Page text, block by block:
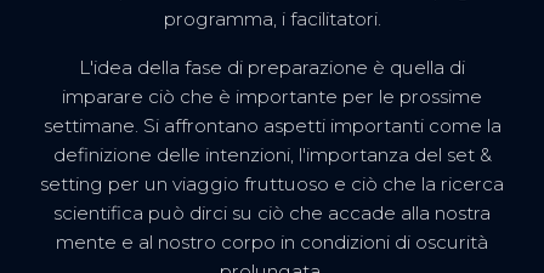
programma, i facilitatori.
L'idea della fase di preparazione è quella di
imparare ciò che è importante per le prossime
settimane. Si affrontano aspetti importanti come la
definizione delle intenzioni, l'importanza del set &
setting per un viaggio fruttuoso e ciò che la ricerca
scientifica può dirci su ciò che accade alla nostra
mente e al nostro corpo in condizioni di oscurità